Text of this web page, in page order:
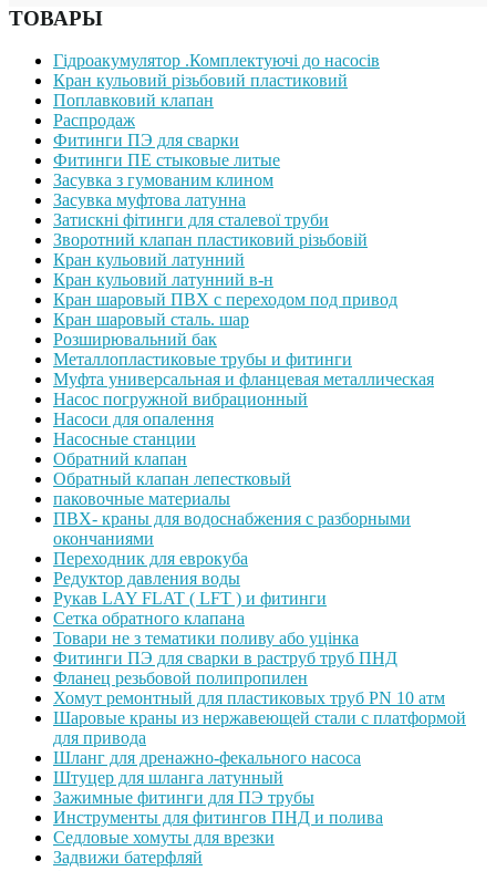
ТОВАРЫ
Гідроакумулятор .Комплектуючі до насосів
Кран кульовий різьбовий пластиковий
Поплавковий клапан
Распродаж
Фитинги ПЭ для сварки
Фитинги ПЕ стыковые литые
Засувка з гумованим клином
Засувка муфтова латунна
Затискні фітинги для сталевої труби
Зворотний клапан пластиковий різьбовій
Кран кульовий латунний
Кран кульовий латунний в-н
Кран шаровый ПВХ с переходом под привод
Кран шаровый сталь. шар
Розширювальний бак
Металлопластиковые трубы и фитинги
Муфта универсальная и фланцевая металлическая
Насос погружной вибрационный
Насоси для опалення
Насосные станции
Обратний клапан
Обратный клапан лепестковый
паковочные материалы
ПВХ- краны для водоснабжения с разборными
окончаниями
Переходник для еврокуба
Редуктор давления воды
Рукав LAY FLAT ( LFT ) и фитинги
Сетка обратного клапана
Товари не з тематики поливу або уцінка
Фитинги ПЭ для сварки в раструб труб ПНД
Фланец резьбовой полипропилен
Хомут ремонтный для пластиковых труб PN 10 атм
Шаровые краны из нержавеющей стали с платформой
для привода
Шланг для дренажно-фекального насоса
Штуцер для шланга латунный
Зажимные фитинги для ПЭ трубы
Инструменты для фитингов ПНД и полива
Седловые хомуты для врезки
Задвижи батерфляй